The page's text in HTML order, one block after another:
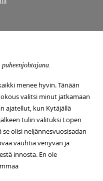
menee hyvin. Tänään
valitsi minut jatkamaan
ajatellut, kun Kytäjällä
tulin valituksi Lopen
olisi neljännesvuosisadan
vauhtia venyvän ja
innosta. En ole